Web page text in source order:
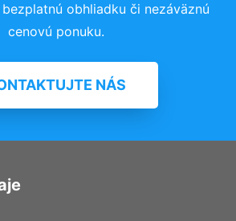
obhliadku či nezáväznú
cenovú ponuku.
NÁS